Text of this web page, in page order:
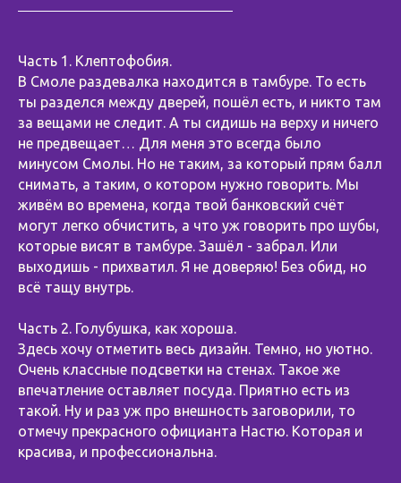
Часть 1. Клептофобия.
В Смоле раздевалка находится в тамбуре. То есть
ты разделся между дверей, пошёл есть, и никто там
за вещами не следит. А ты сидишь на верху и ничего
не предвещает… Для меня это всегда было
минусом Смолы. Но не таким, за который прям балл
снимать, а таким, о котором нужно говорить. Мы
живём во времена, когда твой банковский счёт
могут легко обчистить, а что уж говорить про шубы,
которые висят в тамбуре. Зашёл - забрал. Или
выходишь - прихватил. Я не доверяю! Без обид, но
всё тащу внутрь.
Часть 2. Голубушка, как хороша.
Здесь хочу отметить весь дизайн. Темно, но уютно.
Очень классные подсветки на стенах. Такое же
впечатление оставляет посуда. Приятно есть из
такой. Ну и раз уж про внешность заговорили, то
отмечу прекрасного официанта Настю. Которая и
красива, и профессиональна.